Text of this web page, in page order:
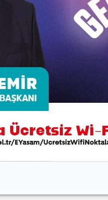
Soroptomist Kulübü
isteyen
açıktır. Eğitim
Mikro Pigmentasyon
eğitimler, 3 hafta
alan İş ve Meslek